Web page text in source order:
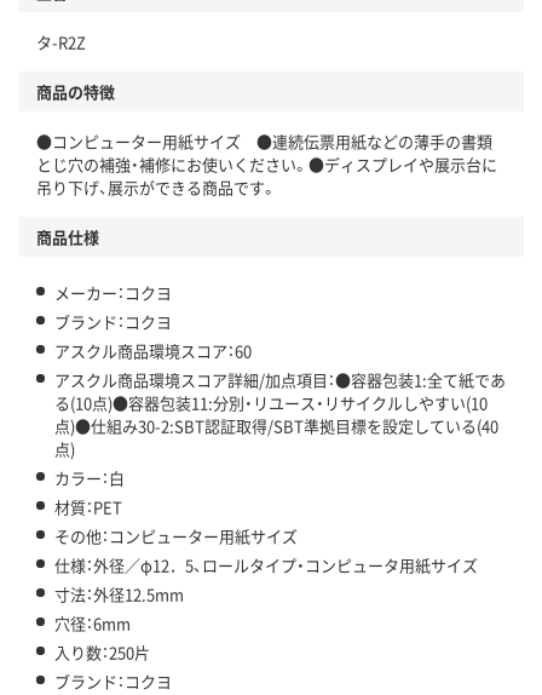
仕組
この商品の環境配慮ポイントです。下記商品詳細「
アスクル商品環境スコア詳細／加点項目
」で確認できます。
タ-R2Z
商品の特徴
●コンピューター用紙サイズ ●連続伝票用紙などの薄手の書類
とじ穴の補強・補修にお使いください。●ディスプレイや展示台に
吊り下げ、展示ができる商品です。
商品仕様
メーカー：コクヨ
ブランド：コクヨ
アスクル商品環境スコア：60
アスクル商品環境スコア詳細/加点項目：●容器包装1:全て紙であ
る(10点)●容器包装11:分別・リユース・リサイクルしやすい(10
点)●仕組み30-2:SBT認証取得/SBT準拠目標を設定している(40
点)
カラー：白
材質：PET
その他：コンピューター用紙サイズ
仕様：外径／φ12．5、ロールタイプ・コンピュータ用紙サイズ
寸法：外径12.5mm
穴径：6mm
入り数：250片
ブランド：コクヨ